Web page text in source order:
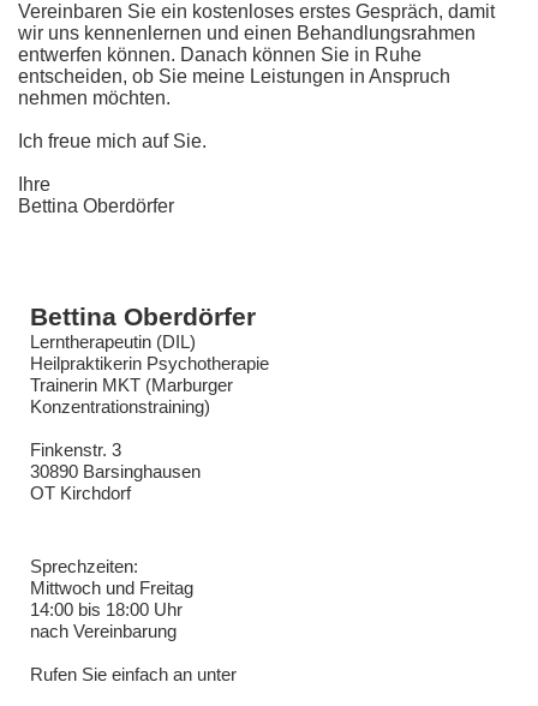
Vereinbaren Sie ein kostenloses erstes Gespräch, damit
wir uns kennenlernen und einen Behandlungsrahmen
entwerfen können. Danach können Sie in Ruhe
entscheiden, ob Sie meine Leistungen in Anspruch
nehmen möchten.
Ich freue mich auf Sie.
Ihre
Bettina Oberdörfer
Bettina Oberdörfer
Lerntherapeutin (DIL)
Heilpraktikerin Psychotherapie
Trainerin MKT (Marburger
Konzentrationstraining)
Finkenstr. 3
30890 Barsinghausen
OT Kirchdorf
Sprechzeiten:
Mittwoch und Freitag
14:00 bis 18:00 Uhr
nach Vereinbarung
Rufen Sie einfach an unter